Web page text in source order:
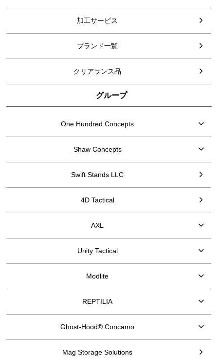
加工サービス
ブランド一覧
クリアランス品
グループ
One Hundred Concepts
Shaw Concepts
Swift Stands LLC
4D Tactical
AXL
Unity Tactical
Modlite
REPTILIA
Ghost-Hood® Concamo
Mag Storage Solutions